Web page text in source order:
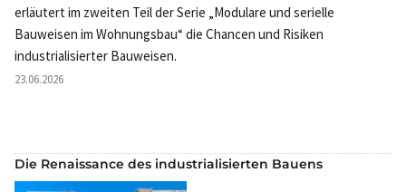
erläutert im zweiten Teil der Serie „Modulare und serielle
Bauweisen im Wohnungsbau“ die Chancen und Risiken
industrialisierter Bauweisen.
23.06.2026
Die Renaissance des industrialisierten Bauens